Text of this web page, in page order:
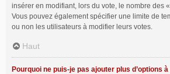
insérer en modifiant, lors du vote, le nombre des
Vous pouvez également spécifier une limite de
ou non les utilisateurs à modifier leurs votes.
Haut
Pourquoi ne puis-je pas ajouter plus d’options